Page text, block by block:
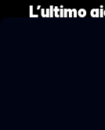
L’ultimo